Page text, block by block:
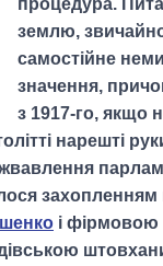
землю,
самостійне
значення,
з 1917-го, якщо
нарешті
захопленням
і фірмовою